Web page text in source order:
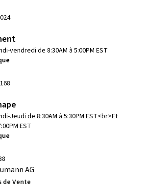
vendredi de 8:30AM à 5:00PM EST
Jeudi de 8:30AM à 5:30PM EST<br>Et
EST
AG
de Vente